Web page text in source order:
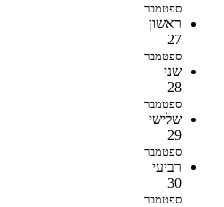
ספטמבר
ראשון
27
ספטמבר
שני
28
ספטמבר
שלישי
29
ספטמבר
רביעי
30
ספטמבר